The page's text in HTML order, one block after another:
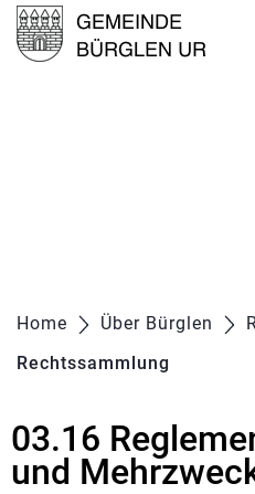
zur Startseite
Direkt zur Hauptnavigation
Direkt zum Inhalt
Direkt zur Suche
Direkt zum Stichwortverzeichnis
Kopfzeile
Inhalt
Home Über Bürglen
Rechtssammlung
03.16
und